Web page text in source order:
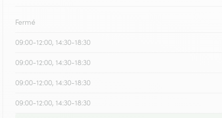
Fermé
09:00-12:00, 14:30-18:30
09:00-12:00, 14:30-18:30
09:00-12:00, 14:30-18:30
09:00-12:00, 14:30-18:30